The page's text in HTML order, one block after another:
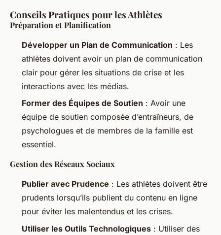
Conseils Pratiques pour les Athlètes
Préparation et Planification
Développer un Plan de Communication : Les
athlètes doivent avoir un plan de communication
clair pour gérer les situations de crise et les
interactions avec les médias.
Former des Équipes de Soutien : Avoir une
équipe de soutien composée d’entraîneurs, de
psychologues et de membres de la famille est
essentiel.
Gestion des Réseaux Sociaux
Publier avec Prudence : Les athlètes doivent être
prudents lorsqu’ils publient du contenu en ligne
pour éviter les malentendus et les crises.
Utiliser les Outils Technologiques : Utiliser des